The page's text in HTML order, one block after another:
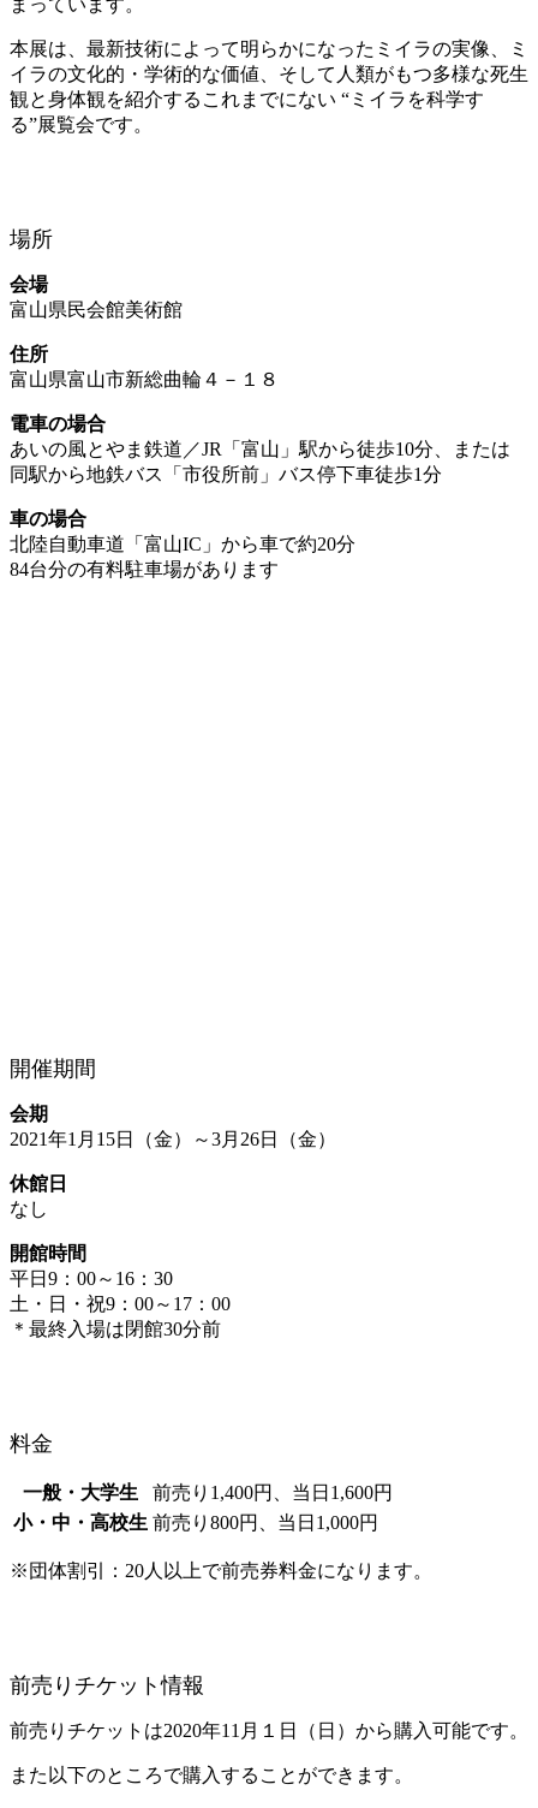
まっています。
本展は、最新技術によって明らかになったミイラの実像、ミ
イラの文化的・学術的な価値、そして人類がもつ多様な死生
観と身体観を紹介するこれまでにない “ミイラを科学す
る”展覧会です。
場所
会場
富山県民会館美術館
住所
富山県富山市新総曲輪４－１８
電車の場合
あいの風とやま鉄道／JR「富山」駅から徒歩10分、または
同駅から地鉄バス「市役所前」バス停下車徒歩1分
車の場合
北陸自動車道「富山IC」から車で約20分
84台分の有料駐車場があります
開催期間
会期
2021年1月15日（金）～3月26日（金）
休館日
なし
開館時間
平日9：00～16：30
土・日・祝9：00～17：00
＊最終入場は閉館30分前
料金
一般・大学生
前売り1,400円、当日1,600円
小・中・高校生 前売り800円、当日1,000円
※団体割引：20人以上で前売券料金になります。
前売りチケット情報
前売りチケットは2020年11月１日（日）から購入可能です。
また以下のところで購入することができます。